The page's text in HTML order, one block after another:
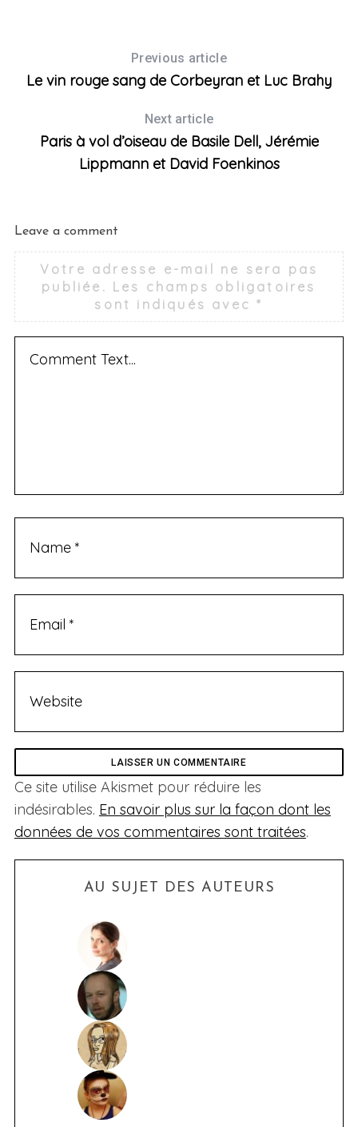
Previous article
Le vin rouge sang de Corbeyran et Luc Brahy
Next article
Paris à vol d’oiseau de Basile Dell, Jérémie
Lippmann et David Foenkinos
Leave a comment
Votre adresse e-mail ne sera pas
publiée. Les champs obligatoires
sont indiqués avec*
Ce site utilise Akismet pour réduire les
indésirables. En savoir plus sur la façon dont les
données de vos commentaires sont traitées.
AU SUJET DES AUTEURS
e
a
r
c
f
o
r